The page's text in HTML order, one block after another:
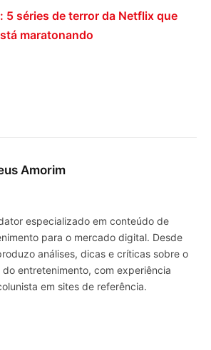
5 séries de terror da Netflix que
maratonando
Amorim
especializado em conteúdo de
para o mercado digital. Desde
análises, dicas e críticas sobre o
do entretenimento, com experiência
em sites de referência.